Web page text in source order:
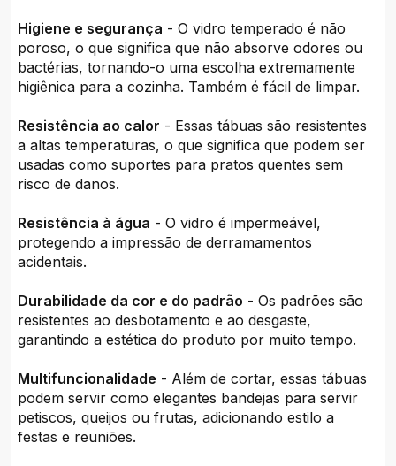
Higiene e segurança - O vidro temperado é não
poroso, o que significa que não absorve odores ou
bactérias, tornando-o uma escolha extremamente
higiênica para a cozinha. Também é fácil de limpar.
Resistência ao calor - Essas tábuas são resistentes
a altas temperaturas, o que significa que podem ser
usadas como suportes para pratos quentes sem
risco de danos.
Resistência à água - O vidro é impermeável,
protegendo a impressão de derramamentos
acidentais.
Durabilidade da cor e do padrão - Os padrões são
resistentes ao desbotamento e ao desgaste,
garantindo a estética do produto por muito tempo.
Multifuncionalidade - Além de cortar, essas tábuas
podem servir como elegantes bandejas para servir
petiscos, queijos ou frutas, adicionando estilo a
festas e reuniões.